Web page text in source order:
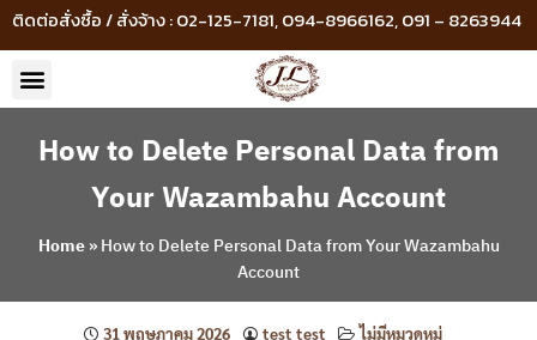
ติดต่อสั่งซื้อ / สั่งจ้าง : 02-125-7181, 094-8966162, 091 – 8263944
How to Delete Personal Data from
Your Wazambahu Account
Home» How to Delete Personal Data from Your Wazambahu
Account
31 พฤษภาคม 2026 test test ไม่มีหมวดหมู่